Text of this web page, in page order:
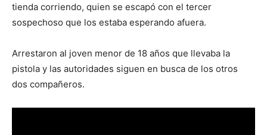
tienda corriendo, quien se escapó con el tercer
sospechoso que los estaba esperando afuera.
Arrestaron al joven menor de 18 años que llevaba la
pistola y las autoridades siguen en busca de los otros
dos compañeros.